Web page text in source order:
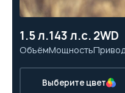
1.5 л.
Объём
143 л.с.
Мощность
2WD
Выберите цвет